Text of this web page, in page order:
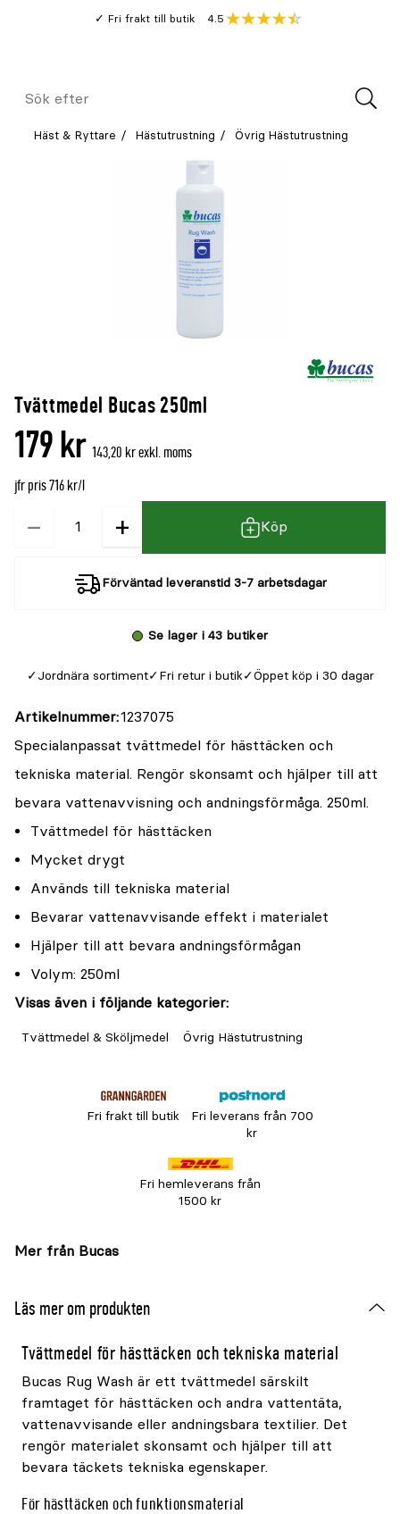
Fri frakt till butik
Genomsnitt
4.5
Meny
Sök
Häst & Ryttare Hästutrustning Övrig Hästutrustning
Tvättmedel Bucas 250ml
179 kr 143,20 kr exkl. moms
jfr pris 716 kr/l
−
Kvantitet + Köp
Förväntad leveranstid 3-7 arbetsdagar
Se lager i 43 butiker
Jordnära sortiment Fri retur i butik Öppet köp i 30 dagar
Artikelnummer 1237075
Specialanpassat tvättmedel för hästtäcken och
tekniska material. Rengör skonsamt och hjälper till att
bevara vattenavvisning och andningsförmåga. 250ml.
Tvättmedel för hästtäcken
Mycket drygt
Används till tekniska material
Bevarar vattenavvisande effekt i materialet
Hjälper till att bevara andningsförmågan
Volym: 250ml
Visas även i följande kategorier:
Tvättmedel & Sköljmedel Övrig Hästutrustning
Fri frakt till butik
Fri leverans från 700
kr
Fri hemleverans från
1500 kr
Mer från Bucas
Läs mer om produkten
Tvättmedel för hästtäcken och tekniska material
Bucas Rug Wash är ett tvättmedel särskilt
framtaget för hästtäcken och andra vattentäta,
vattenavvisande eller andningsbara textilier. Det
rengör materialet skonsamt och hjälper till att
bevara täckets tekniska egenskaper.
För hästtäcken och funktionsmaterial